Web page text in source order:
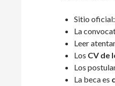
Sitio
La
Leer
Los CV de
Los
La beca es